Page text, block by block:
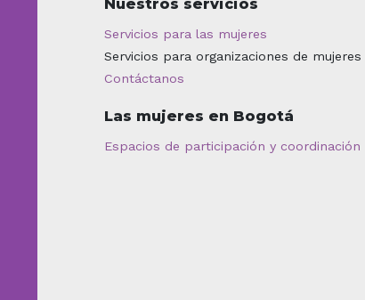
Nuestros servicios
Servicios para las mujeres
Servicios para organizaciones de mujeres
Contáctanos
Las mujeres en Bogotá
Espacios de participación y coordinación